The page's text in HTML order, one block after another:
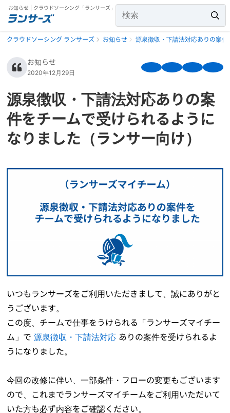
お知らせ | クラウドソーシング「ランサーズ」
クラウドソーシング ランサーズ お知らせ 源泉徴収・下請法対応ありの案
お知らせ
2020年12月29日
源泉徴収・下請法対応ありの案
件をチームで受けられるように
なりました（ランサー向け）
いつもランサーズをご利用いただきまして、誠にありがと
うございます。
この度、チームで仕事をうけられる「ランサーズマイチー
ム」で源泉徴収・下請法対応 ありの案件を受けられるよ
うになりました。
今回の改修に伴い、一部条件・フローの変更もございます
ので、これまでランサーズマイチームをご利用いただいて
いた方も必ず内容をご確認ください。